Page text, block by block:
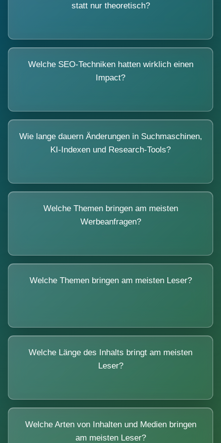
statt nur theoretisch?
Welche SEO-Techniken hatten wirklich einen
Impact?
Wie lange dauern Änderungen in Suchmaschinen,
KI-Indexen und Research-Tools?
Welche Themen bringen am meisten
Werbeanfragen?
Welche Themen bringen am meisten Leser?
Welche Länge des Inhalts bringt am meisten
Leser?
Welche Arten von Inhalten und Medien bringen
am meisten Leser?